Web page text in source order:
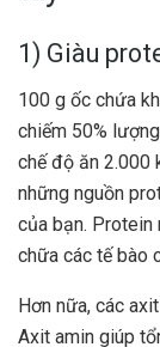
1) Giàu
100 g ốc chứa
chiếm 50%
chế độ ăn 2.000
những nguồn
của bạn.
chữa các tế bào
Hơn nữa, các
Axit amin giúp